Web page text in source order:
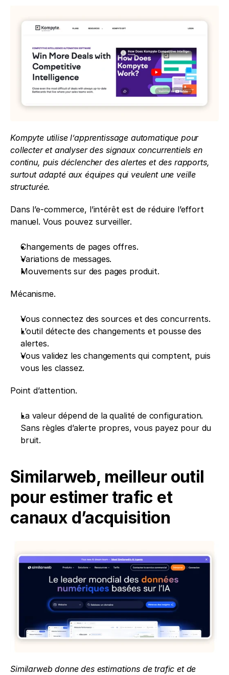
Kompyte utilise l’apprentissage automatique pour
collecter et analyser des signaux concurrentiels en
continu, puis déclencher des alertes et des rapports,
surtout adapté aux équipes qui veulent une veille
structurée.
Dans l’e-commerce, l’intérêt est de réduire l’effort
manuel. Vous pouvez surveiller.
Changements de pages offres.
Variations de messages.
Mouvements sur des pages produit.
Mécanisme.
Vous connectez des sources et des concurrents.
L’outil détecte des changements et pousse des
alertes.
Vous validez les changements qui comptent, puis
vous les classez.
Point d’attention.
La valeur dépend de la qualité de configuration.
Sans règles d’alerte propres, vous payez pour du
bruit.
Similarweb, meilleur outil
pour estimer trafic et
canaux d’acquisition
Similarweb donne des estimations de trafic et de